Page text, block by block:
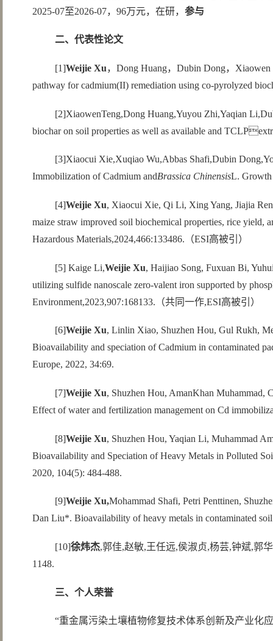
2025-07至2026-07，96万元，在研， 参与
二、代表性论文
[1]Weijie Xu，Dong Huang，Dubin Dong，Xiaowen
pathway for cadmium(II) remediation using co-pyrolyzed
[2]XiaowenTeng,Dong Huang,Yuyou Zhi,Yaqian
biochar on soil properties as well as available and
[3]Xiaocui Xie,Xuqiao Wu,Abbas Shafi,Dubin
Immobilization of Cadmium andBrassica ChinensisL. Growth
[4]Weijie Xu, Xiaocui Xie, Qi Li, Xing Yang, Jiajia
maize straw improved soil biochemical properties, rice yield,
Hazardous Materials,2024,466:133486.（ESI高被引）
[5] Kaige Li,Weijie Xu, Haijiao Song, Fuxuan Bi,
utilizing sulfide nanoscale zero-valent iron supported by
Environment,2023,907:168133.（共同一作,ESI高被引）
[6]Weijie Xu, Linlin Xiao, Shuzhen Hou, Gul Rukh,
Bioavailability and speciation of Cadmium in contaminated
Europe, 2022, 34:69.
[7]Weijie Xu, Shuzhen Hou, AmanKhan Muhammad,
Effect of water and fertilization management on Cd
[8]Weijie Xu, Shuzhen Hou, Yaqian Li, Muhammad
Bioavailability and Speciation of Heavy Metals in Polluted
2020, 104(5): 484-488.
[9]Weijie Xu,Mohammad Shafi, Petri Penttinen,
Dan Liu*. Bioavailability of heavy metals in contaminated
[10]徐炜杰,郭佳,赵敏,王任远,侯淑贞,杨芸,钟斌,郭
1148.
三、 个人荣誉
“重金属污染土壤植物修复技术体系创新及产业化